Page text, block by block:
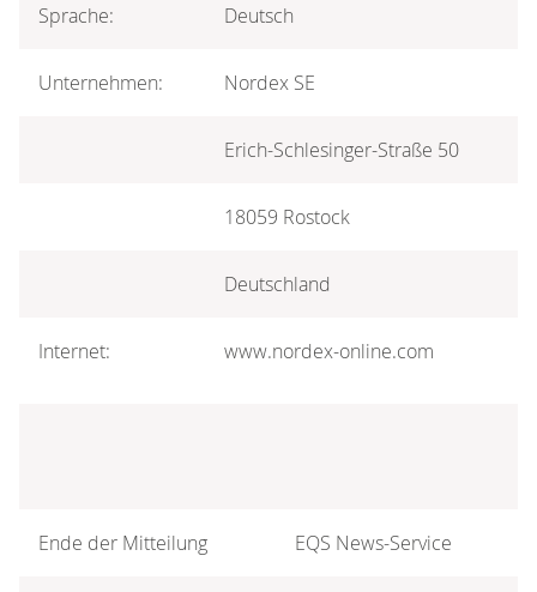
Sprache: Deutsch
Unternehmen: Nordex SE
Erich-Schlesinger-Straße 50
18059 Rostock
Deutschland
Internet: www.nordex-online.com
Ende der Mitteilung EQS News-Service